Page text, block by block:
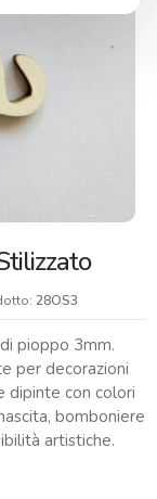
28OS3
pioppo 3mm.
per decorazioni
dipinte con colori
bomboniere
artistiche.